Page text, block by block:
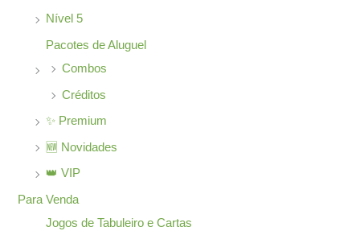
Nível 5
Pacotes de Aluguel
Combos
Créditos
✨ Premium
🆕 Novidades
👑 VIP
Para Venda
Jogos de Tabuleiro e Cartas